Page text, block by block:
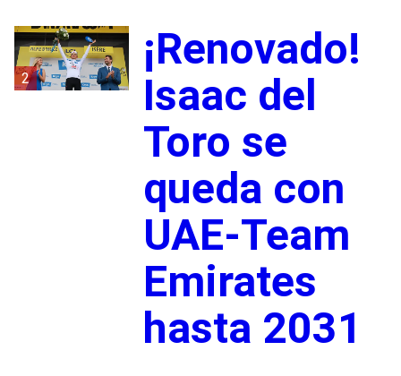
2
¡Renovado!
Isaac del
Toro se
queda con
UAE-Team
Emirates
hasta 2031